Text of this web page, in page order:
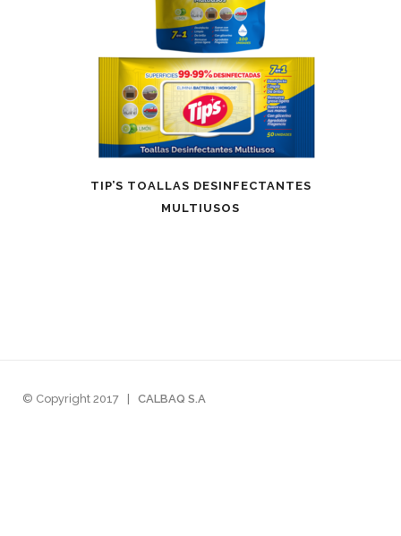
TIP’S TOALLAS DESINFECTANTES
MULTIUSOS
© Copyright 2017 CALBAQ S.A